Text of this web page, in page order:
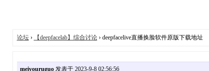
论坛› 【deepfacelab】综合讨论› deepfacelive直播换脸软件原版下载地址
meiyouruguo发表于 2023-9-8 02:56:56